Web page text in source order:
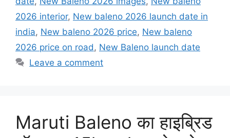
2026 interior, New baleno 2026 launch date in
india, New baleno 2026 price, New baleno
2026 price on road , New Baleno launch date
Leave a comment
Maruti Baleno का हाइब्रिड